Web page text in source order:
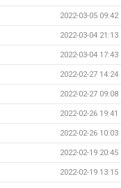
2022-03-05 09:42
2022-03-04 21:13
2022-03-04 17:43
2022-02-27 14:24
2022-02-27 09:08
2022-02-26 19:41
2022-02-26 10:03
2022-02-19 20:45
2022-02-19 13:15